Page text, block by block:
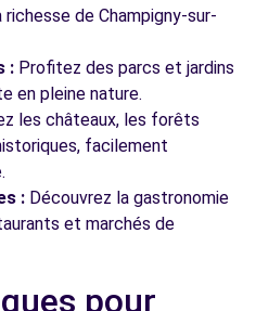
de Champigny-sur-
: Profitez des parcs et jardins
en pleine nature.
les châteaux, les forêts
facilement
: Découvrez la gastronomie
et marchés de
pour